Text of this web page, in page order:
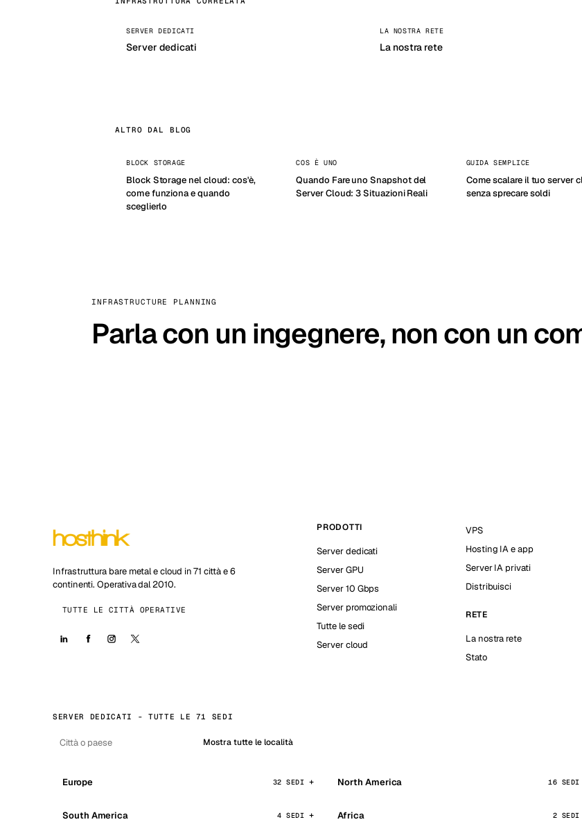
SERVER DEDICATI
Server dedicati
LA NOSTRA RETE
La nostra rete
ALTRO DAL BLOG
BLOCK STORAGE
Block Storage nel cloud: cos'è,
come funziona e quando
sceglierlo
COS È UNO
Quando Fare uno Snapshot del
Server Cloud: 3 Situazioni Reali
GUIDA SEMPLICE
Come scalare il tuo server
senza sprecare soldi
INFRASTRUCTURE PLANNING
Parla con un ingegnere, non con un
Infrastruttura bare metal e cloud in 71 città e 6
continenti. Operativa dal 2010.
TUTTE LE CITTÀ OPERATIVE
PRODOTTI
Server dedicati
Server GPU
Server 10 Gbps
Server promozionali
Tutte le sedi
Server cloud
VPS
Hosting IA e app
Server IA privati
Distribuisci
RETE
La nostra rete
Stato
SERVER DEDICATI - TUTTE LE 71 SEDI
Mostra tutte le località
Europe 32 SEDI North America 16 SEDI
South America 4 SEDI Africa 2 SEDI